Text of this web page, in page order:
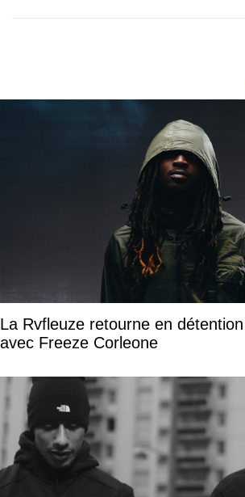
La Rvfleuze retourne en
avec Freeze Corleone